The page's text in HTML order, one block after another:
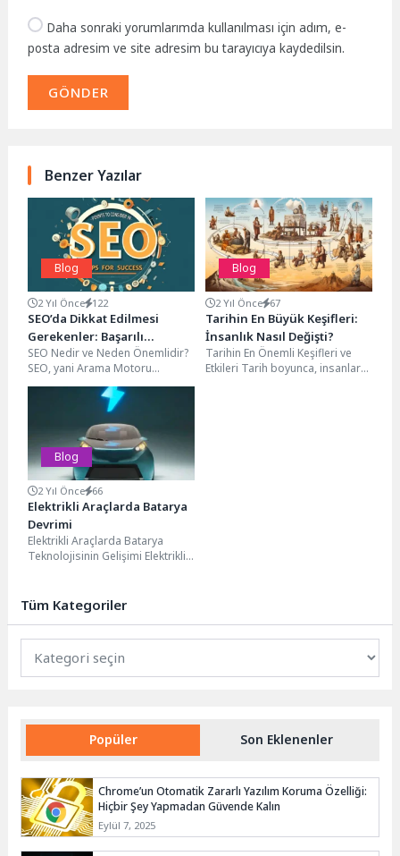
Daha sonraki yorumlarımda kullanılması için adım, e-
posta adresim ve site adresim bu tarayıcıya kaydedilsin.
GÖNDER
Benzer Yazılar
Blog
2 Yıl Önce 122
SEO’da Dikkat Edilmesi
Gerekenler: Başarılı
Olmanın Püf Noktaları
SEO Nedir ve Neden Önemlidir?
SEO, yani Arama Motoru
Optimizasyonu, web sitenizin
arama motorlarında daha...
Blog
2 Yıl Önce 67
Tarihin En Büyük Keşifleri:
İnsanlık Nasıl Değişti?
Tarihin En Önemli Keşifleri ve
Etkileri Tarih boyunca, insanlar
Blog
2 Yıl Önce 66
Elektrikli Araçlarda Batarya
Devrimi
Elektrikli Araçlarda Batarya
Teknolojisinin Gelişimi Elektrikli
ivme...
Tüm Kategoriler
Kategoriler
Popüler Son Eklenenler
Chrome’un Otomatik Zararlı Yazılım Koruma Özelliği:
Hiçbir Şey Yapmadan Güvende Kalın
Eylül 7, 2025